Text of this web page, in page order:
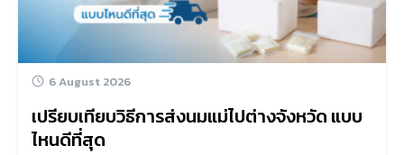
6 August 2026
เปรียบเทียบวิธีการส่งนมแม่ไปต่างจังหวัด แบบ
ไหนดีที่สุด